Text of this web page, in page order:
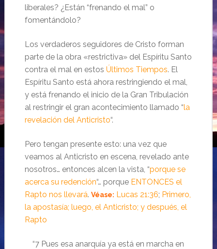
liberales? ¿Están “frenando el mal” o
fomentándolo?
Los verdaderos seguidores de Cristo forman
parte de la obra «restrictiva» del Espíritu Santo
contra el mal en estos Últimos Tiempos. El
Espíritu Santo está ahora restringiendo el mal,
y está frenando el inicio de la Gran Tribulación
al restringir el gran acontecimiento llamado “la
revelación del Anticristo“.
Pero tengan presente esto: una vez que
veamos al Anticristo en escena, revelado ante
nosotros… entonces alcen la vista, “porque se
acerca su redención“… porque ENTONCES el
Rapto nos llevará. Véase: Lucas 21:36; Primero,
la apostasía; luego, el Anticristo; y después, el
Rapto
“7 Pues esa anarquía ya está en marcha en